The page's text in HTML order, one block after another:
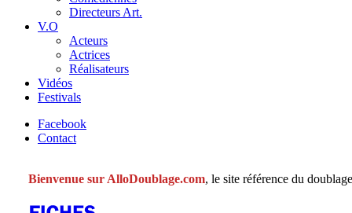
Directeurs Art.
V.O
Acteurs
Actrices
Réalisateurs
Vidéos
Festivals
Facebook
Contact
Bienvenue sur AlloDoublage.com, le site référence du